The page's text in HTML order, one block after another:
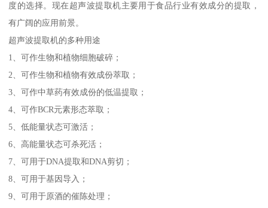
度的选择。现在超声波提取机主要用于食品行业有效成分的提取，
有广阔的应用前景。
超声波提取机的多种用途
1、可作生物和植物细胞破碎；
2、可作生物和植物有效成份萃取；
3、可作中草药有效成份的低温提取；
4、可作BCR元素形态萃取；
5、低能量状态可激活；
6、高能量状态可杀死活；
7、可用于DNA提取和DNA剪切；
8、可用于基因导入；
9、可用于原酒的催陈处理；